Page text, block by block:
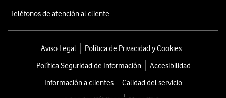
Teléfonos de atención al cliente
Aviso Legal
Política de Privacidad y Cookies
Política Seguridad de Información
Accesibilidad
Información a clientes
Calidad del servicio